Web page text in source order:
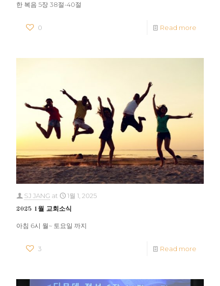
한 복음 5장 38절-40절
0 Read more
SJ JANG at 1월 1, 2025
2025 1월 교회소식
아침 6시 월~ 토요일 까지
3 Read more